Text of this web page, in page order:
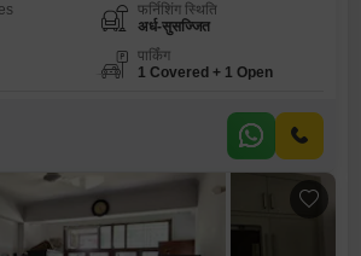
फर्निशिंग स्थिति
अर्ध-सुसज्जित
पार्किंग
1 Covered + 1 Open